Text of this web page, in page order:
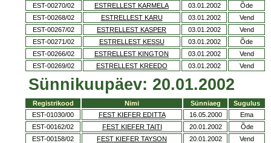
EST-00270/02
ESTRELLEST KARMELA 03.01.2002
Õde
EST-00268/02
ESTRELLEST KARU 03.01.2002
Vend
EST-00267/02
ESTRELLEST KASPER 03.01.2002
Vend
EST-00271/02
ESTRELLEST KESSU 03.01.2002
Õde
EST-00266/02
ESTRELLEST KINGTON 03.01.2002
Vend
EST-00269/02
ESTRELLEST KREEDO 03.01.2002 Vend
Sünnikuupäev: 20.01.2002
Registrikood Nimi Sünniaeg
Sugulus
EST-01030/00
FEST KIEFER EDITTA 16.05.2000
Ema
EST-00162/02
FEST KIEFER TAITI 20.01.2002
Õde
EST-00158/02
FEST KIEFER TAYSON 20.01.2002
Vend